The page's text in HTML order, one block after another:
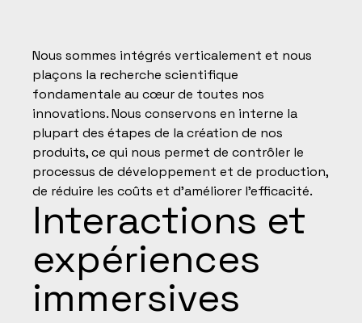
Nous sommes intégrés verticalement et nous
plaçons la recherche scientifique
fondamentale au cœur de toutes nos
innovations. Nous conservons en interne la
plupart des étapes de la création de nos
produits, ce qui nous permet de contrôler le
processus de développement et de production,
de réduire les coûts et d'améliorer l'efficacité.
Interactions et
expériences
immersives